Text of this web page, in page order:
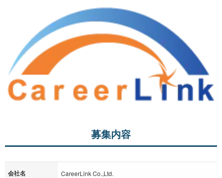
募集内容
会社名 CareerLink Co.,Ltd.